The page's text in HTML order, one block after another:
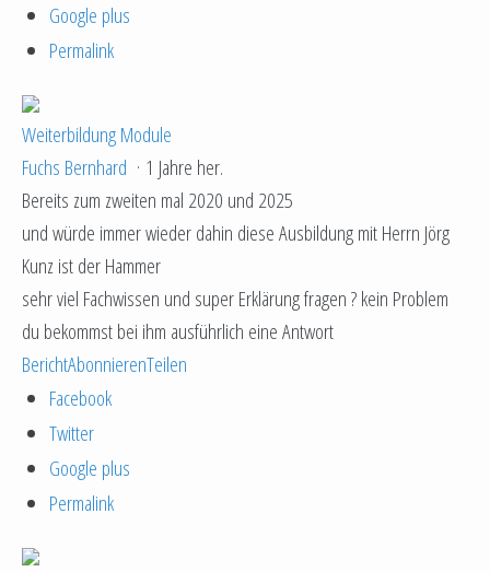
Google plus
Permalink
Weiterbildung Module
Fuchs Bernhard · 1 Jahre her.
Bereits zum zweiten mal 2020 und 2025
und würde immer wieder dahin diese Ausbildung mit Herrn Jörg
Kunz ist der Hammer
sehr viel Fachwissen und super Erklärung fragen ? kein Problem
du bekommst bei ihm ausführlich eine Antwort
BerichtAbonnierenTeilen
Facebook
Twitter
Google plus
Permalink